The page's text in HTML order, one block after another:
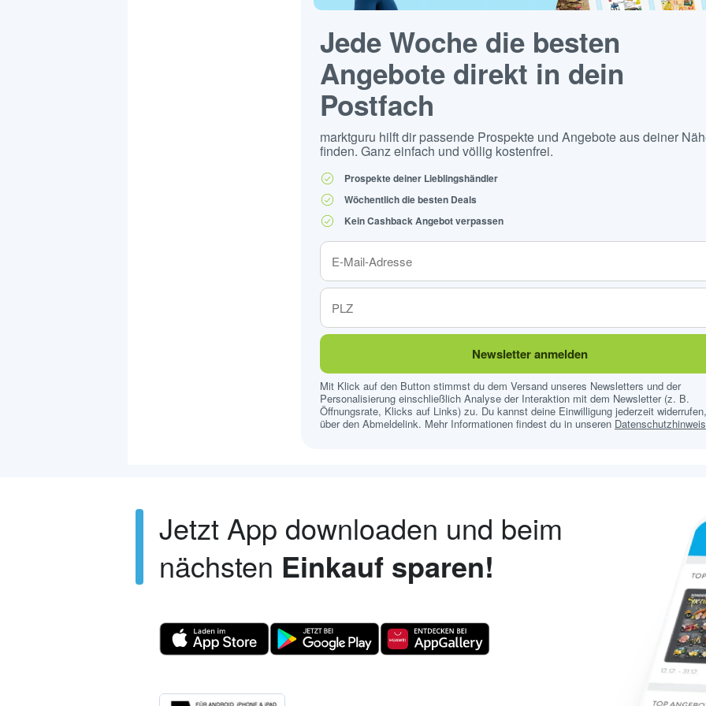
Jede Woche die besten
Angebote direkt in dein
Postfach
marktguru hilft dir passende Prospekte und Angebote aus deiner
finden. Ganz einfach und völlig kostenfrei.
Prospekte deiner Lieblingshändler
Wöchentlich die besten Deals
Kein Cashback Angebot verpassen
Newsletter anmelden
Mit Klick auf den Button stimmst du dem Versand unseres Newsletters und der
Personalisierung einschließlich Analyse der Interaktion mit dem Newsletter (z. B.
Öffnungsrate, Klicks auf Links) zu. Du kannst deine Einwilligung jederzeit
über den Abmeldelink. Mehr Informationen findest du in unseren
Jetzt App downloaden und beim
nächsten Einkauf sparen!